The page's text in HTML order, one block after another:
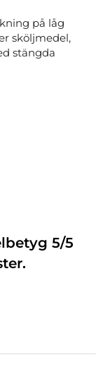
på låg
sköljmedel,
stängda
5/5